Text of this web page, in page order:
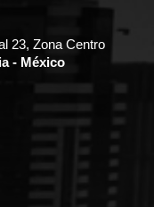
23, Zona Centro
- México